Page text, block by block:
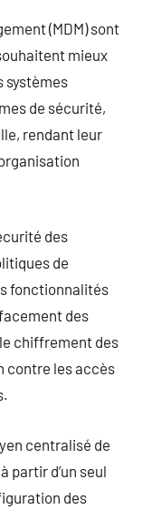
(MDM) sont
mieux
systèmes
de sécurité,
rendant leur
des
de
fonctionnalités
des
chiffrement des
contre les accès
centralisé de
partir d’un seul
des